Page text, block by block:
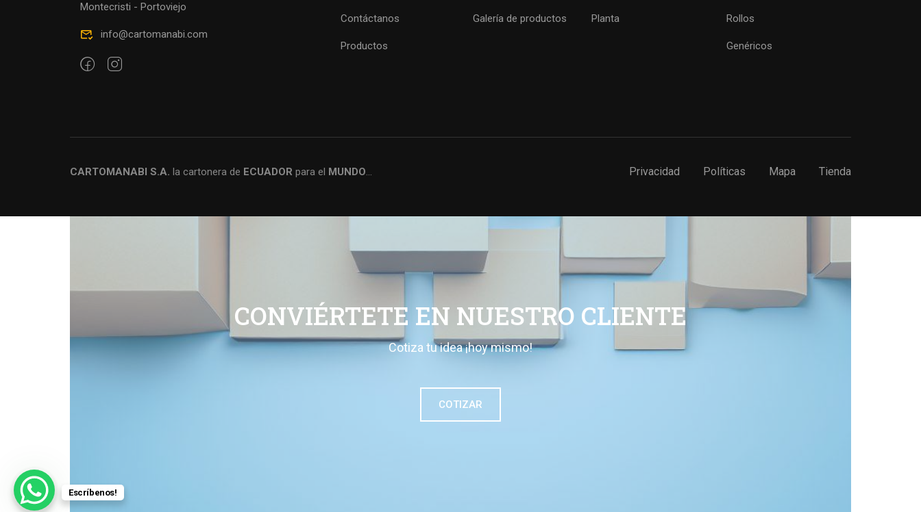
Montecristi - Portoviejo
info@cartomanabi.com
Contáctanos
Productos
Galería de productos Planta Rollos
Genéricos
CARTOMANABI S.A. la cartonera de ECUADOR para el MUNDO… Privacidad Políticas Mapa Tienda
CONVIÉRTETE EN NUESTRO CLIENTE
Cotiza tu idea ¡hoy mismo!
COTIZAR
Escríbenos!